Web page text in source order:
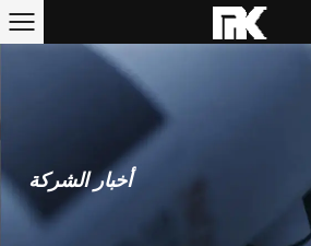
أخبار الشركة